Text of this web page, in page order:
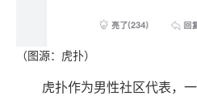
（图源：虎扑）
虎扑作为男性社区代表，